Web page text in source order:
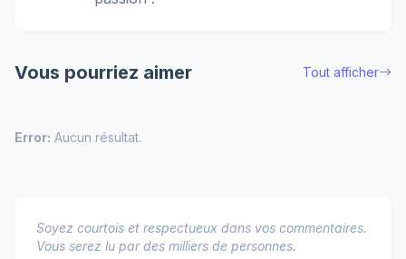
Vous pourriez aimer Tout afficher
Error: Aucun résultat.
Soyez courtois et respectueux dans vos commentaires.
Vous serez lu par des milliers de personnes.